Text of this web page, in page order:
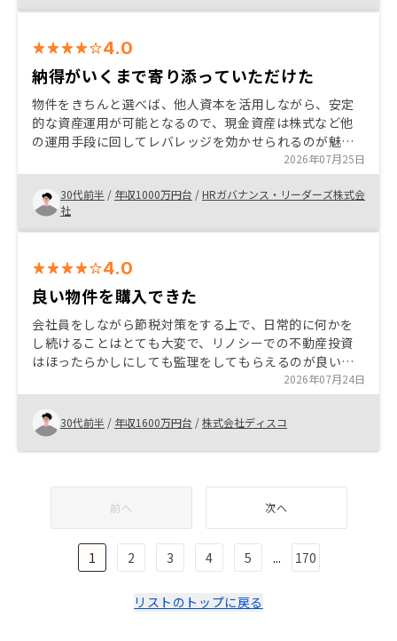
4.0
納得がいくまで寄り添っていただけた
物件をきちんと選べば、他人資本を活用しながら、安定
的な資産運用が可能となるので、現金資産は株式など他
の運用手段に回してレバレッジを効かせられるのが魅力
だと感じています。 中でも、reonsyは物件のストックの
数や、サポート体制が特に充実していると感じました。
諸費用の内訳や必要な理由、他社との比較(●●という項
目が他社より高いが、それが妥当な理由など)がわかると
安心して決められた。
2026年07月25日
30代前半 / 年収1000万円台 /HRガバナンス・リーダーズ株式会
社
4.0
良い物件を購入できた
会社員をしながら節税対策をする上で、日常的に何かを
し続けることはとても大変で、リノシーでの不動産投資
はほったらかしにしても監理をしてもらえるのが良いと
思った。物件は複数かつ分散して持つことで災害などの
リスクも考慮している。
2026年07月24日
30代前半 / 年収1600万円台 /株式会社ディスコ
前へ 次へ
1 2 3 4 5 ... 170
リストのトップに戻る